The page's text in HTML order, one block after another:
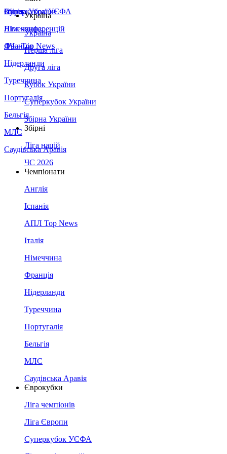
Збірна України
Італія
Німеччина
Франція
Нідерланди
Туреччина
Португалія
Бельгія
МЛС
Саудівська Аравія
Суперкубок УЄФА
Ліга конференцій
ЛЧ - Top News
Україна
Україна
Перша ліга
Друга ліга
Кубок України
Суперкубок України
Збірна України
Збірні
Ліга націй
ЧС 2026
Чемпіонати
Англія
Іспанія
АПЛ Top News
Італія
Німеччина
Франція
Нідерланди
Туреччина
Португалія
Бельгія
МЛС
Саудівська Аравія
Єврокубки
Ліга чемпіонів
Ліга Європи
Суперкубок УЄФА